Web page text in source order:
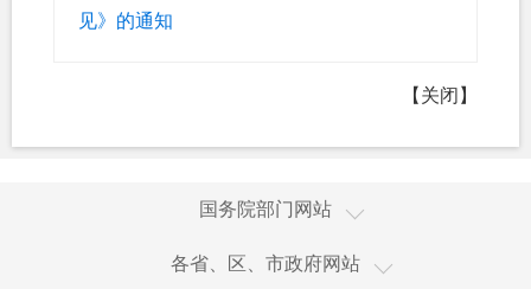
见》的通知
【关闭】
国务院部门网站
国家国际发展合作署
国家体育总局
各省、区、市政府网站
新疆